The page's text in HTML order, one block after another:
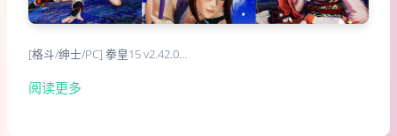
[格斗/绅士/PC] 拳皇15 v2.42.0…
阅读更多